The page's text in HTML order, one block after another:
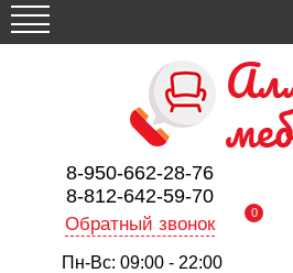
8-950-662-28-76
8-812-642-59-70
Обратный звонок
Пн-Вс: 09:00 - 22:00
0